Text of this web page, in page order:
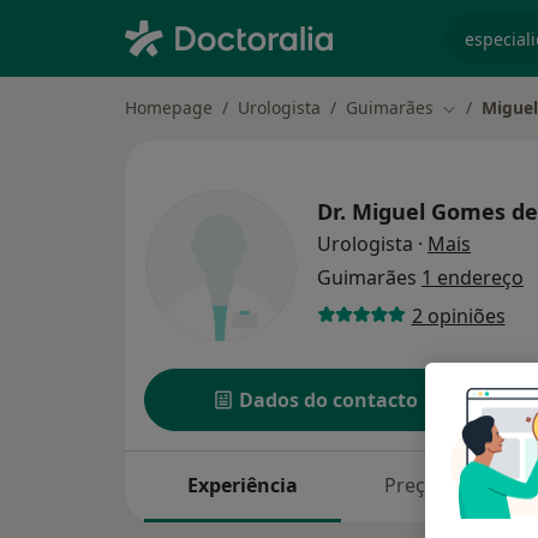
Homepage Urologista Guimarães Mudar de
Dr. Miguel Gomes
Urologista · Mais
Guimarães 1 endereço
2 opiniões
Dados do contacto
Experiência Preços